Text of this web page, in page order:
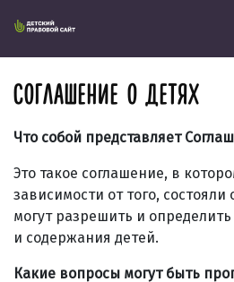
СОГЛАШЕНИЕ О ДЕТЯХ
Что собой представляет
Это такое соглашение, в
зависимости от того,
могут разрешить и
и содержания детей.
Какие вопросы могут быть